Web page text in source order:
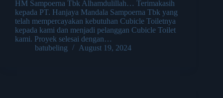
HM Sampoerna Tbk Alhamdulillah… Terimakasih
kepada PT. Hanjaya Mandala Sampoerna Tbk yang
telah mempercayakan kebutuhan Cubicle Toiletnya
kepada kami dan menjadi pelanggan Cubicle Toilet
kami. Proyek selesai dengan…
batubeling
August 19, 2024